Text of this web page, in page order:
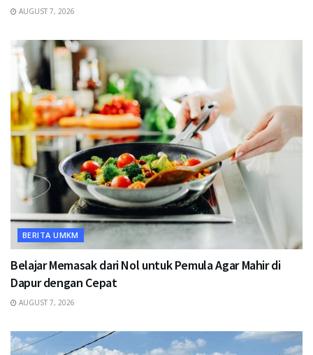
AUGUST 7, 2026
BERITA UMKM
Belajar Memasak dari Nol untuk Pemula Agar Mahir di
Dapur dengan Cepat
AUGUST 7, 2026